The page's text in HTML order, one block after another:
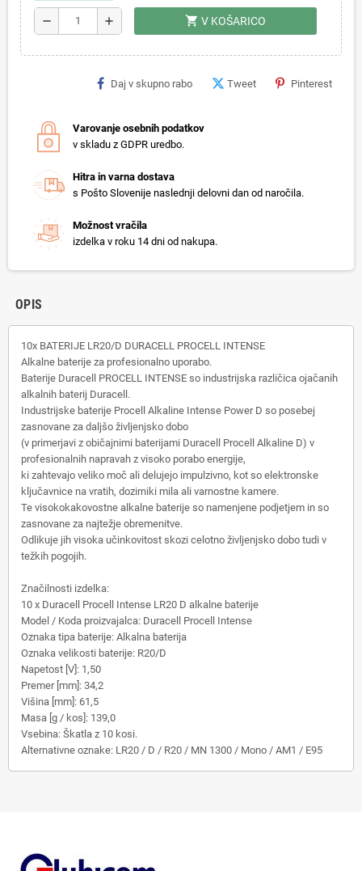
remove add shopping_cart V KOŠARICO
Daj v skupno rabo Tweet Pinterest
Varovanje osebnih podatkov
v skladu z GDPR uredbo.
Hitra in varna dostava
s Pošto Slovenije naslednji delovni dan od naročila.
Možnost vračila
izdelka v roku 14 dni od nakupa.
OPIS
10x BATERIJE LR20/D DURACELL PROCELL INTENSE
Alkalne baterije za profesionalno uporabo.
Baterije Duracell PROCELL INTENSE so industrijska različica ojačanih
alkalnih baterij Duracell.
Industrijske baterije Procell Alkaline Intense Power D so posebej
zasnovane za daljšo življenjsko dobo
(v primerjavi z običajnimi baterijami Duracell Procell Alkaline D) v
profesionalnih napravah z visoko porabo energije,
ki zahtevajo veliko moč ali delujejo impulzivno, kot so elektronske
ključavnice na vratih, dozirniki mila ali varnostne kamere.
Te visokokakovostne alkalne baterije so namenjene podjetjem in so
zasnovane za najtežje obremenitve.
Odlikuje jih visoka učinkovitost skozi celotno življenjsko dobo tudi v
težkih pogojih.
Značilnosti izdelka:
10 x Duracell Procell Intense LR20 D alkalne baterije
Model / Koda proizvajalca: Duracell Procell Intense
Oznaka tipa baterije: Alkalna baterija
Oznaka velikosti baterije: R20/D
Napetost [V]: 1,50
Premer [mm]: 34,2
Višina [mm]: 61,5
Masa [g / kos]: 139,0
Vsebina: Škatla z 10 kosi.
Alternativne oznake: LR20 / D / R20 / MN 1300 / Mono / AM1 / E95